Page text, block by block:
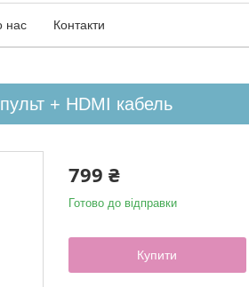
нас Контакти
+ HDMI кабель
799 ₴
Готово до відправки
Купити